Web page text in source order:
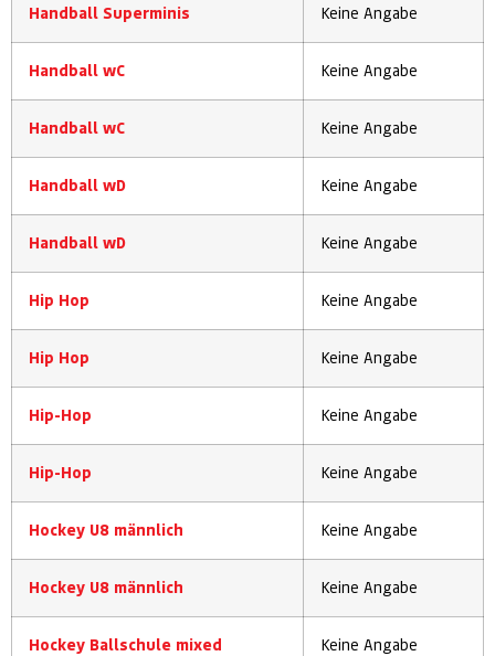
Handball Superminis Keine Angabe
Handball wC Keine Angabe
Handball wC Keine Angabe
Handball wD Keine Angabe
Handball wD Keine Angabe
Hip Hop Keine Angabe
Hip Hop Keine Angabe
Hip-Hop Keine Angabe
Hip-Hop Keine Angabe
Hockey U8 männlich Keine Angabe
Hockey U8 männlich Keine Angabe
Hockey Ballschule mixed Keine Angabe